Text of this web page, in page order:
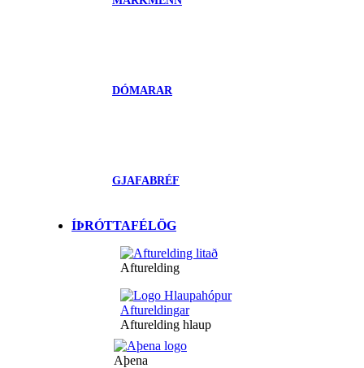
DÓMARAR
GJAFABRÉF
ÍÞRÓTTAFÉLÖG
Afturelding
Afturelding hlaup
Aþena